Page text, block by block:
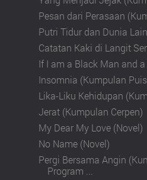
Pesan dari Perasaan
Putri Tidur dan Dunia
Catatan Kaki di Langit
If I am a Black Man and
Insomnia (Kumpulan
Lika-Liku Kehidupan
Jerat (Kumpulan Cerpen)
My Dear My Love (Novel)
No Name (Novel)
Pergi Bersama Angin
Program ...